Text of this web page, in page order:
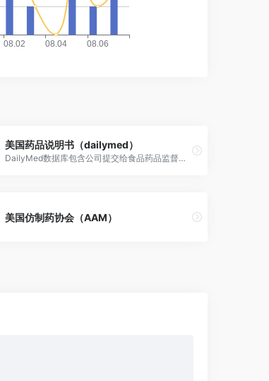
美国药品说明书（dailymed）
DailyMed数据库包含公司提交给食品药品监督管理局 （FDA）的以下产品的标签： FDA批准的产品： 供人类使用的处方药和生物制品（标签包括处方信息，患者标签以及纸箱和容器标签）： 药品，以及 生物制品 供人类使用的非处方（非处方）药品和生物制品 某些人类使用的医疗设备 用于人类和动物的医用气体 动物用处方药和非处方药 FDA监管但未批准的其他产品： 某些医疗设备 化妆品类 膳食补充剂 医药食品 未经批准的处方药和非处方药
美国仿制药协会（AAM）